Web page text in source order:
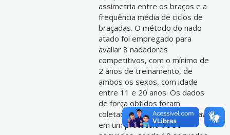
assimetria entre os braços e a
frequência média de ciclos de
braçadas. O método do nado
atado foi empregado para
avaliar 8 nadadores
competitivos, com o mínimo de
2 anos de treinamento, de
ambos os sexos, com idade
entre 11 e 20 anos. Os dados
de força obtidos foram
coletados durante o nado crawl
em um protocolo de 30